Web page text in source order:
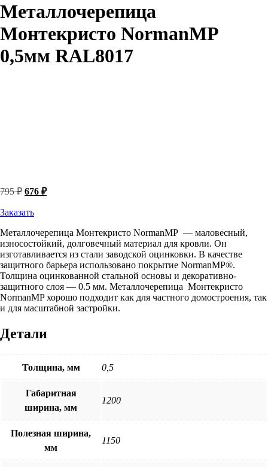
Металлочерепица
Монтекристо NormanMP
0,5мм RAL8017
795₽ Первоначальная
составляла
676 ₽Текущая
Заказать
Металлочерепица Монтекристо NormanMP — маловесный,
износостойкий, долговечный материал для кровли. Он
изготавливается из стали заводской оцинковки. В качестве
защитного барьера использовано покрытие NormanMP®.
Толщина оцинкованной стальной основы и декоративно-
защитного слоя — 0.5 мм. Металлочерепица Монтекристо
NormanMP хорошо подходит как для частного домостроения, так
и для масштабной застройки.
Детали
Толщина, мм 0,5
Габаритная
ширина, мм
1200
Полезная ширина,
мм
1150